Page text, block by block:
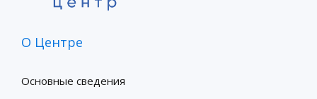
О Центре
Основные сведения